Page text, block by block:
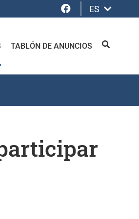
Facebook
ES
TABLÓN DE ANUNCIOS BUSCAR